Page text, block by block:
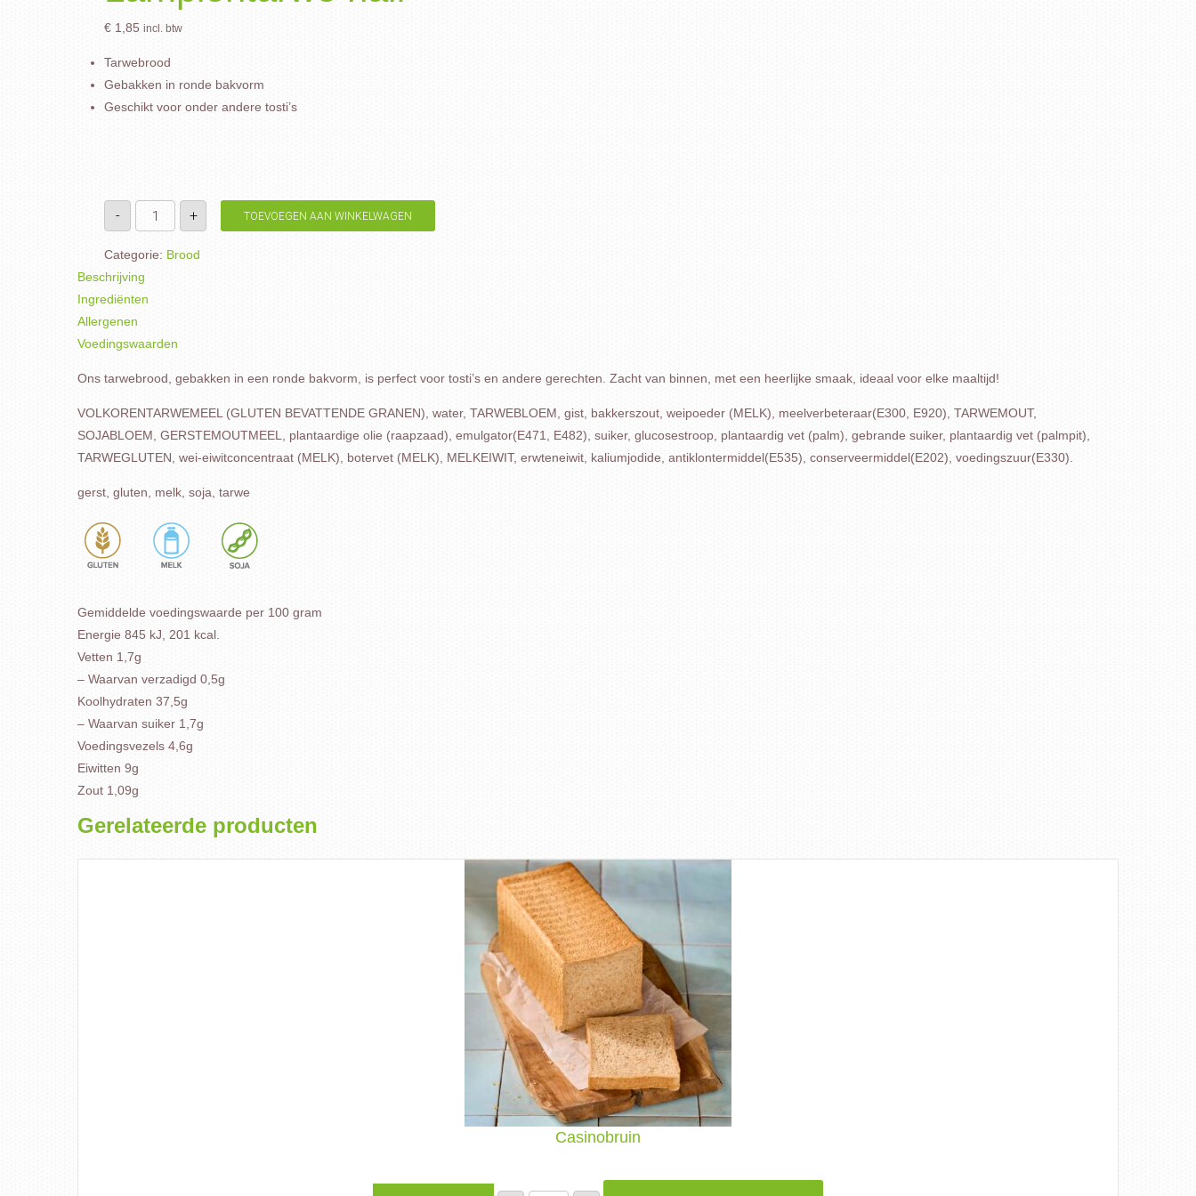
€ 1,85 incl. btw
Tarwebrood
Gebakken in ronde bakvorm
Geschikt voor onder andere tosti’s
-
Lampiontarwe
aantal
+ TOEVOEGEN AAN WINKELWAGEN
Categorie: Brood
Beschrijving
Ingrediënten
Allergenen
Voedingswaarden
Ons tarwebrood, gebakken in een ronde bakvorm, is perfect voor tosti’s en andere gerechten. Zacht van binnen, met een heerlijke smaak, ideaal voor elke maaltijd!
VOLKORENTARWEMEEL (GLUTEN BEVATTENDE GRANEN), water, TARWEBLOEM, gist, bakkerszout, weipoeder (MELK), meelverbeteraar(E300, E920), TARWEMOUT,
SOJABLOEM, GERSTEMOUTMEEL, plantaardige olie (raapzaad), emulgator(E471, E482), suiker, glucosestroop, plantaardig vet (palm), gebrande suiker, plantaardig vet (palmpit),
TARWEGLUTEN, wei-eiwitconcentraat (MELK), botervet (MELK), MELKEIWIT, erwteneiwit, kaliumjodide, antiklontermiddel(E535), conserveermiddel(E202), voedingszuur(E330).
gerst, gluten, melk, soja, tarwe
Gemiddelde voedingswaarde per 100 gram
Energie 845 kJ, 201 kcal.
Vetten 1,7g
– Waarvan verzadigd 0,5g
Koolhydraten 37,5g
– Waarvan suiker 1,7g
Voedingsvezels 4,6g
Eiwitten 9g
Zout 1,09g
Gerelateerde producten
Casinobruin